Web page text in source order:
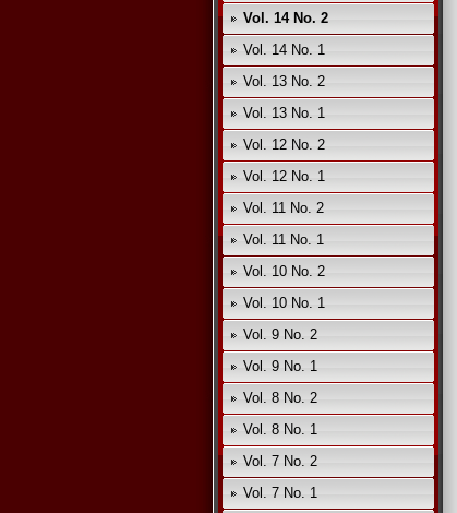
Vol. 14 No. 2
Vol. 14 No. 1
Vol. 13 No. 2
Vol. 13 No. 1
Vol. 12 No. 2
Vol. 12 No. 1
Vol. 11 No. 2
Vol. 11 No. 1
Vol. 10 No. 2
Vol. 10 No. 1
Vol. 9 No. 2
Vol. 9 No. 1
Vol. 8 No. 2
Vol. 8 No. 1
Vol. 7 No. 2
Vol. 7 No. 1